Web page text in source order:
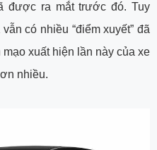
được ra mắt trước đó. Tuy
có nhiều “điểm xuyết” đã
xuất hiện lần này của xe
nhiều.